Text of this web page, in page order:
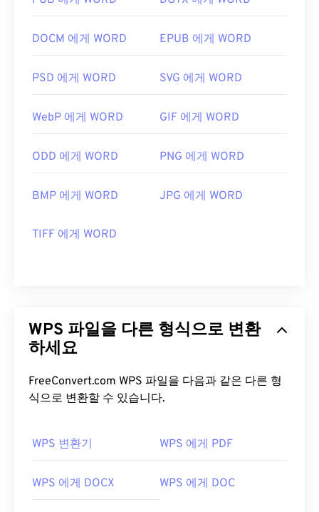
DOCM 에게 WORD EPUB 에게 WORD
PSD 에게 WORD SVG 에게 WORD
WebP 에게 WORD GIF 에게 WORD
ODD 에게 WORD PNG 에게 WORD
BMP 에게 WORD JPG 에게 WORD
TIFF 에게 WORD
WPS 파일을 다른 형식으로 변환
하세요
FreeConvert.com WPS 파일을 다음과 같은 다른 형
식으로 변환할 수 있습니다.
WPS 변환기 WPS 에게 PDF
WPS 에게 DOCX WPS 에게 DOC